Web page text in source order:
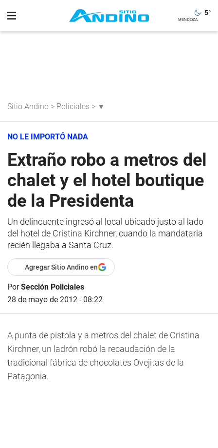
5°
Sitio Andino > Policiales > ▼
NO LE IMPORTÓ NADA
Extraño robo a metros del
chalet y el hotel boutique
de la Presidenta
Un delincuente ingresó al local ubicado justo al lado
del hotel de Cristina Kirchner, cuando la mandataria
recién llegaba a Santa Cruz.
Agregar Sitio Andino en
PorSección Policiales
28 de mayo de 2012 - 08:22
A punta de pistola y a metros del chalet de Cristina
Kirchner, un ladrón robó la recaudación de la
tradicional fábrica de chocolates Ovejitas de la
Patagonia.